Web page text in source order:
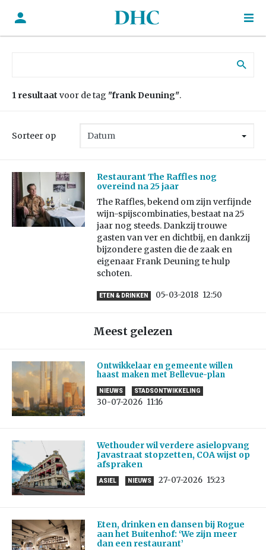
1 resultaat voor de tag "frank Deuning".
Sorteer op
Restaurant The Raffles nog
overeind na 25 jaar
The Raffles, bekend om zijn verfijnde
wijn-spijscombinaties, bestaat na 25
jaar nog steeds. Dankzij trouwe
gasten van ver en dichtbij, en dankzij
bijzondere gasten die de zaak en
eigenaar Frank Deuning te hulp
schoten.
ETEN & DRINKEN 05-03-2018 12:50
Meest gelezen
Ontwikkelaar en gemeente willen
haast maken met Bellevue-plan
NIEUWS STADSONTWIKKELING
30-07-2026 11:16
Wethouder wil verdere asielopvang
Javastraat stopzetten, COA wijst op
afspraken
ASIEL NIEUWS 27-07-2026 15:23
Eten, drinken en dansen bij Rogue
aan het Buitenhof: ‘We zijn meer
dan een restaurant’